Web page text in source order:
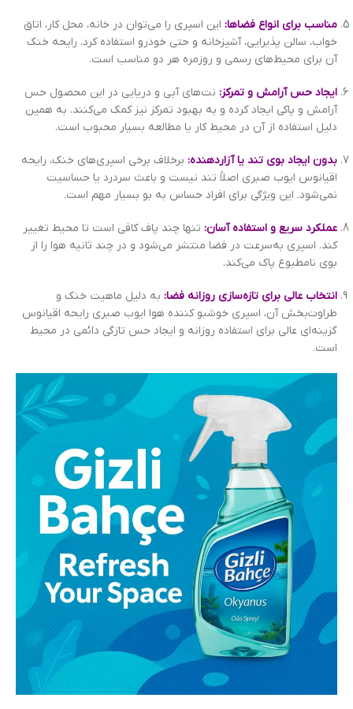
مناسب برای انواع فضاها: این اسپری را می‌توان در خانه، محل کار، اتاق
خواب، سالن پذیرایی، آشپزخانه و حتی خودرو استفاده کرد. رایحه خنک
آن برای محیط‌های رسمی و روزمره هر دو مناسب است.
ایجاد حس آرامش و تمرکز: نت‌های آبی و دریایی در این محصول حس
آرامش و پاکی ایجاد کرده و به بهبود تمرکز نیز کمک می‌کنند. به همین
دلیل استفاده از آن در محیط کار یا مطالعه بسیار محبوب است.
بدون ایجاد بوی تند یا آزاردهنده: برخلاف برخی اسپری‌های خنک، رایحه
اقیانوس ایوب صبری اصلاً تند نیست و باعث سردرد یا حساسیت
نمی‌شود. این ویژگی برای افراد حساس به بو بسیار مهم است.
عملکرد سریع و استفاده آسان: تنها چند پاف کافی است تا محیط تغییر
کند. اسپری به‌سرعت در فضا منتشر می‌شود و در چند ثانیه هوا را از
بوی نامطبوع پاک می‌کند.
انتخاب عالی برای تازه‌سازی روزانه فضا: به دلیل ماهیت خنک و
طراوت‌بخش آن، اسپری خوشبو کننده هوا ایوب صبری رایحه اقیانوس
گزینه‌ای عالی برای استفاده روزانه و ایجاد حس تازگی دائمی در محیط
است.